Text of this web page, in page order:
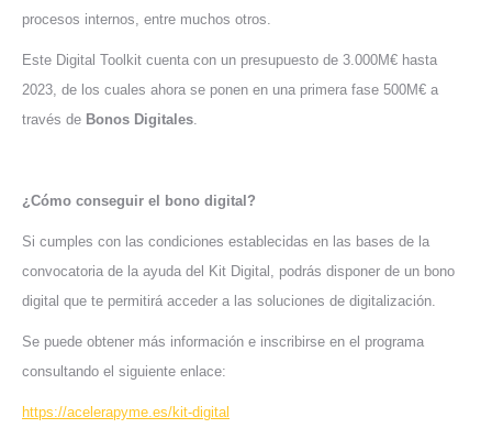
procesos internos, entre muchos otros.
Este Digital Toolkit cuenta con un presupuesto de 3.000M€ hasta
2023, de los cuales ahora se ponen en una primera fase 500M€ a
través de Bonos Digitales.
¿Cómo conseguir el bono digital?
Si cumples con las condiciones establecidas en las bases de la
convocatoria de la ayuda del Kit Digital, podrás disponer de un bono
digital que te permitirá acceder a las soluciones de digitalización.
Se puede obtener más información e inscribirse en el programa
consultando el siguiente enlace:
https://acelerapyme.es/kit-digital